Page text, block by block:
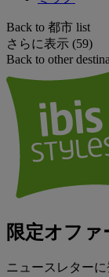
Back to 都市 list
さらに表示 (59)
Back to other
限定オファ
ニュースレター